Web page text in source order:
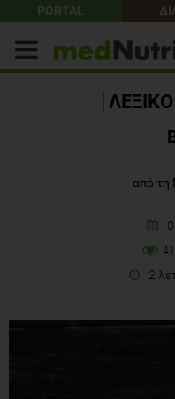
PORTAL
από τη
2